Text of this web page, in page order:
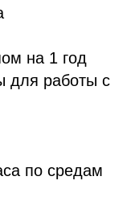
на 1 год
для работы с
по средам